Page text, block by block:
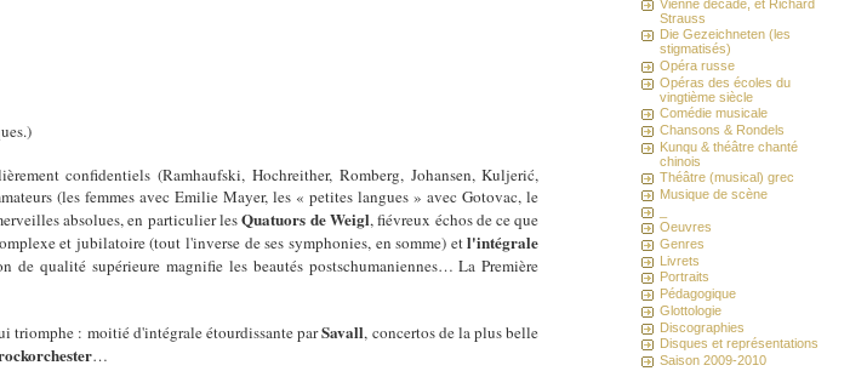
confidentiels (Ramhaufski, Hochreither, Romberg, Johansen, Kuljerić,
(les femmes avec Emilie Mayer, les « petites langues » avec Gotovac, le
absolues, en particulier lesQuatuors de Weigl, fiévreux échos de ce que
et jubilatoire (tout l'inverse de ses symphonies, en somme) etl'intégrale
de qualité supérieure magnifie les beautés postschumaniennes… La Première
triomphe : moitié d'intégrale étourdissante parSavall, concertos de la plus belle
…
Vienne décade, et Richard
Strauss
Die Gezeichneten (les
stigmatisés)
Opéra russe
Opéras des écoles du
vingtième siècle
Comédie musicale
Chansons & Rondels
Kunqu & théâtre chanté
chinois
Théâtre (musical) grec
Musique de scène
Oeuvres
Genres
Livrets
Portraits
Pédagogique
Glottologie
Discographies
Disques et représentations
Saison 2009-2010